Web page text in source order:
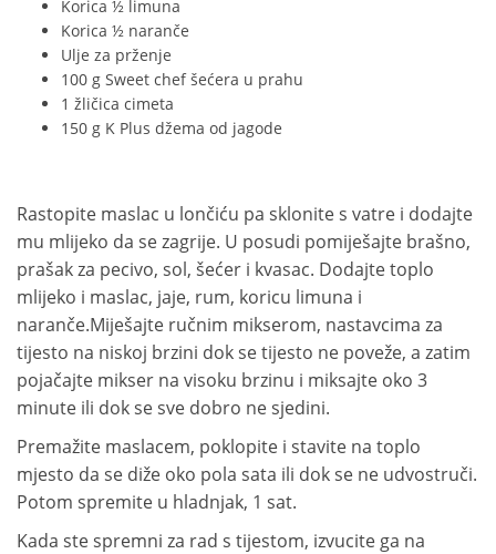
Korica ½ limuna
Korica ½ naranče
Ulje za prženje
100 g Sweet chef šećera u prahu
1 žličica cimeta
150 g K Plus džema od jagode
Rastopite maslac u lončiću pa sklonite s vatre i dodajte
mu mlijeko da se zagrije. U posudi pomiješajte brašno,
prašak za pecivo, sol, šećer i kvasac. Dodajte toplo
mlijeko i maslac, jaje, rum, koricu limuna i
naranče.Miješajte ručnim mikserom, nastavcima za
tijesto na niskoj brzini dok se tijesto ne poveže, a zatim
pojačajte mikser na visoku brzinu i miksajte oko 3
minute ili dok se sve dobro ne sjedini.
Premažite maslacem, poklopite i stavite na toplo
mjesto da se diže oko pola sata ili dok se ne udvostruči.
Potom spremite u hladnjak, 1 sat.
Kada ste spremni za rad s tijestom, izvucite ga na